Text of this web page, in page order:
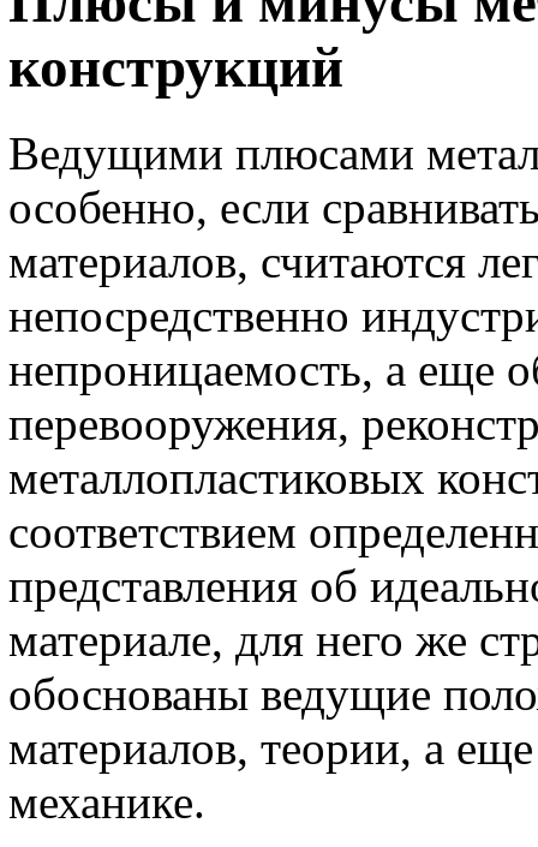
конструкций
Ведущими плюсами
особенно, если
материалов, считаются
непосредственно
непроницаемость, а еще
перевооружения,
металлопластиковых
соответствием
представления об
материале, для него же
обоснованы ведущие
материалов, теории, а
механике.